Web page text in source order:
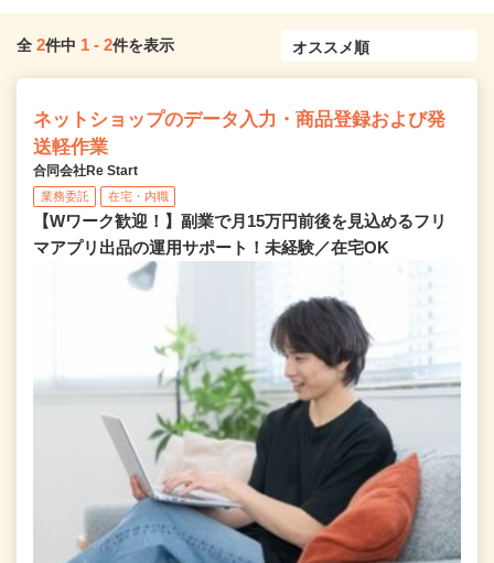
全 2件中 1 - 2件を表示
ネットショップのデータ入力・商品登録および発
送軽作業
合同会社Re Start
業務委託 在宅・内職
【Wワーク歓迎！】副業で月15万円前後を見込めるフリ
マアプリ出品の運用サポート！未経験／在宅OK